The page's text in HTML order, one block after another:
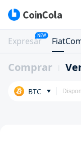
Expresar
NEW
Comprar
BTC